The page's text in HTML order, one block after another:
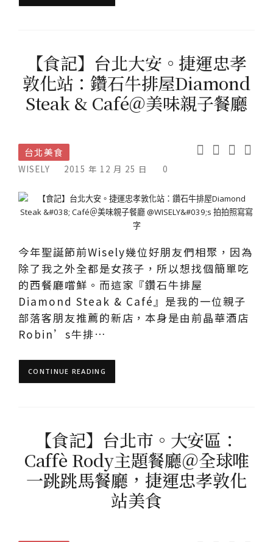
【食記】台北大安。捷運忠孝
敦化站：鑽石牛排屋Diamond
Steak & Café＠美味親子餐廳
台北美食
WISELY 2015 年 12 月 25 日 0
今年聖誕節前Wisely幾位好朋友們相聚，因為
除了我之外全都是女孩子，所以想找個簡單吃
的西餐廳嚐鮮。而這家『鑽石牛排屋
Diamond Steak & Café』是我的一位親子
部落客朋友推薦的新店，本身是由前晶華酒店
Robin’s牛排…
CONTINUE READING
【食記】台北市。大安區：
Caffè Rody主題餐廳＠全球唯
一跳跳馬餐廳，捷運忠孝敦化
站美食